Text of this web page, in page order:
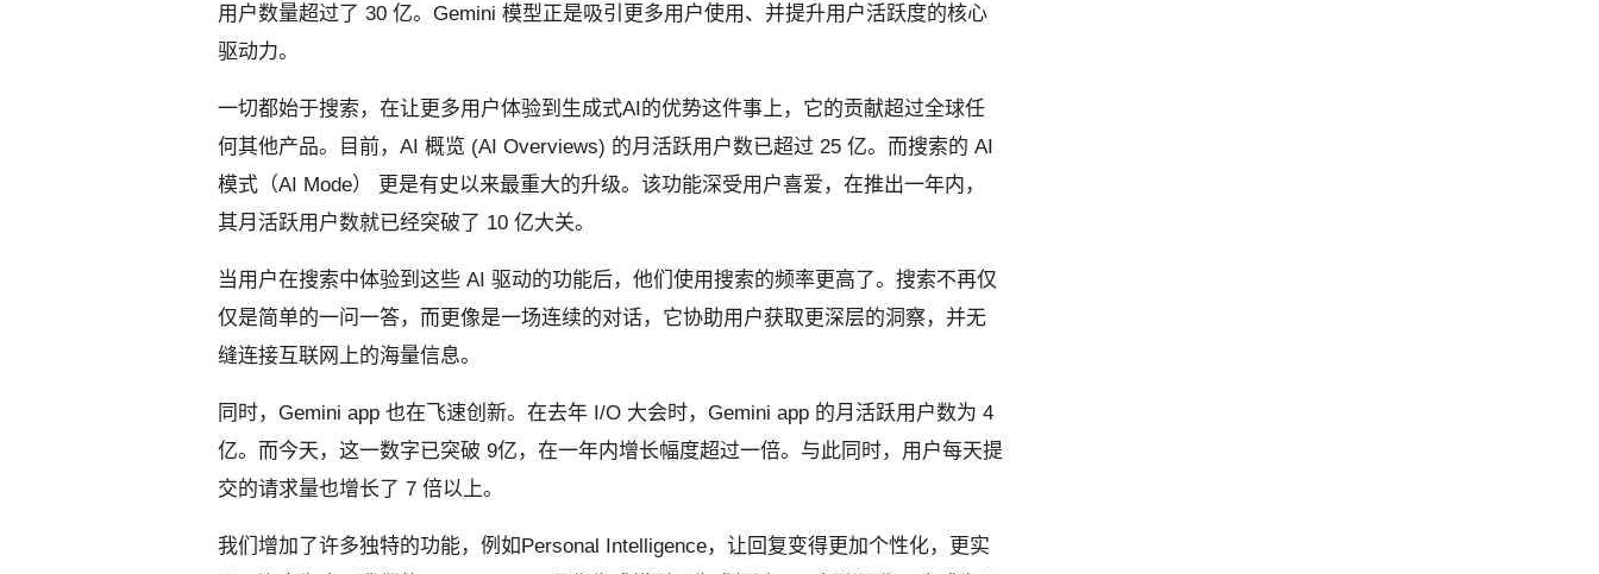
用户数量超过了 30 亿。Gemini 模型正是吸引更多用户使用、并提升用户活跃度的核心
驱动力。
一切都始于搜索，在让更多用户体验到生成式AI的优势这件事上，它的贡献超过全球任
何其他产品。目前，AI 概览 (AI Overviews) 的月活跃用户数已超过 25 亿。而搜索的 AI
模式（AI Mode） 更是有史以来最重大的升级。该功能深受用户喜爱，在推出一年内，
其月活跃用户数就已经突破了 10 亿大关。
当用户在搜索中体验到这些 AI 驱动的功能后，他们使用搜索的频率更高了。搜索不再仅
仅是简单的一问一答，而更像是一场连续的对话，它协助用户获取更深层的洞察，并无
缝连接互联网上的海量信息。
同时，Gemini app 也在飞速创新。在去年 I/O 大会时，Gemini app 的月活跃用户数为 4
亿。而今天，这一数字已突破 9亿，在一年内增长幅度超过一倍。与此同时，用户每天提
交的请求量也增长了 7 倍以上。
我们增加了许多独特的功能，例如Personal Intelligence，让回复变得更加个性化，更实